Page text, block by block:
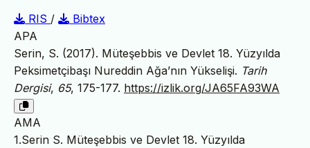
RIS /
Bibtex
APA
Serin, S. (2017). Müteşebbis ve Devlet 18. Yüzyılda
Peksimetçibaşı Nureddin Ağa’nın Yükselişi. Tarih
Dergisi, 65, 175-177. https://izlik.org/JA65FA93WA
AMA
1.Serin S. Müteşebbis ve Devlet 18. Yüzyılda